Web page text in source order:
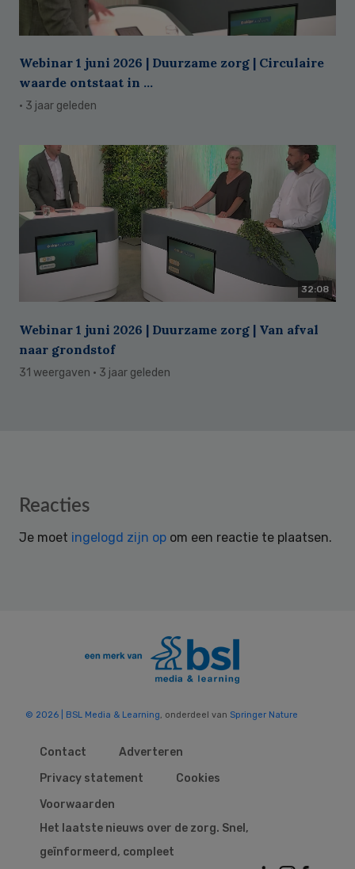
Webinar 1 juni 2026 | Duurzame zorg | Circulaire
waarde ontstaat in ...
· 3 jaar geleden
32:08
Webinar 1 juni 2026 | Duurzame zorg | Van afval
naar grondstof
31 weergaven · 3 jaar geleden
Reader
Reacties
Je moet ingelogd zijn op om een reactie te plaatsen.
© 2026 | BSL Media & Learning, onderdeel van Springer Nature
Contact
Adverteren
Privacy statement
Cookies
Voorwaarden
Het laatste nieuws over de zorg. Snel,
geïnformeerd, compleet